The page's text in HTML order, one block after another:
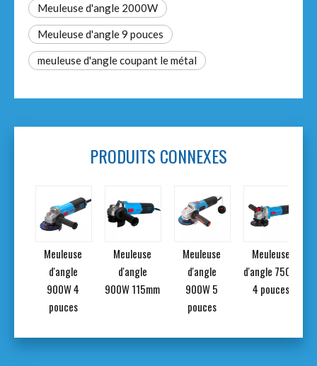
Meuleuse d'angle 2000W
Meuleuse d'angle 9 pouces
meuleuse d'angle coupant le métal
PRODUITS CONNEXES
Meuleuse
d'angle
900W 4
pouces
Meuleuse
d'angle
900W 115mm
Meuleuse
d'angle
900W 5
pouces
Meuleuse
d'angle 750W
4 pouces